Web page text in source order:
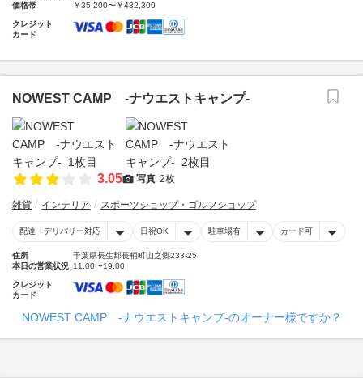
価格帯
￥35,200〜￥432,300
クレジット
カード
NOWEST CAMP -ナウエストキャンプ-
3.05 写真 2枚
雑貨 インテリア スポーツショップ・ゴルフショップ
配達・デリバリー対応 日祝OK 駐車場有 カード可
住所
千葉県長生郡長柄町山之郷233-25
本日の営業状況 11:00〜19:00
クレジット
カード
NOWEST CAMP -ナウエストキャンプ-のオーナー様ですか？